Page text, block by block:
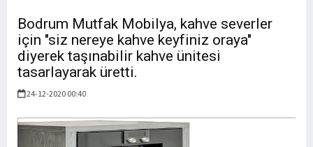
Bodrum Mutfak Mobilya, kahve severler
için "siz nereye kahve keyfiniz oraya"
diyerek taşınabilir kahve ünitesi
tasarlayarak üretti.
24-12-2020 00:40